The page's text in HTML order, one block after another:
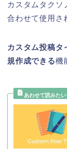
カスタムタクソ
合わせて使用さ
カスタム投稿タ
規作成できる機